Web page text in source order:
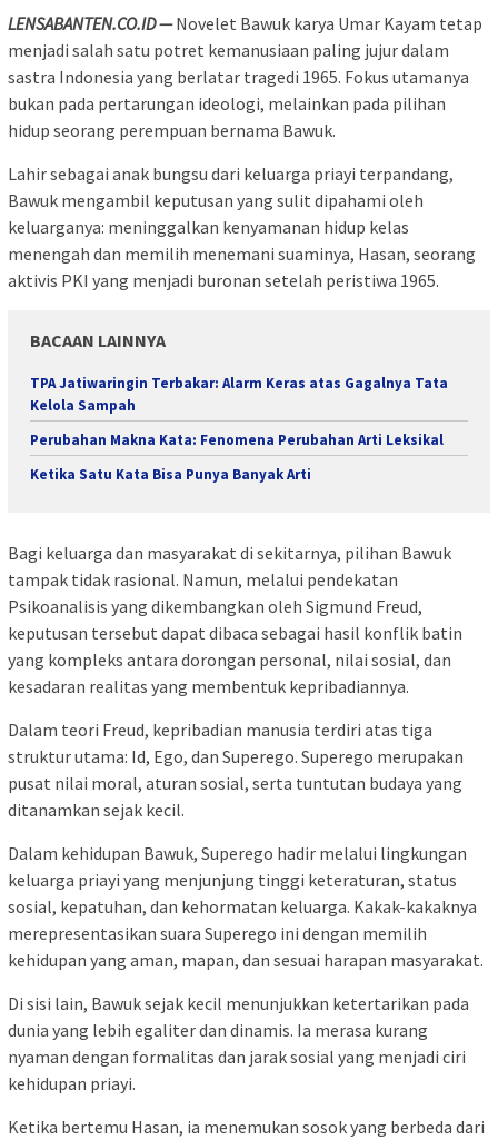
LENSABANTEN.CO.ID — Novelet Bawuk karya Umar Kayam tetap
menjadi salah satu potret kemanusiaan paling jujur dalam
sastra Indonesia yang berlatar tragedi 1965. Fokus utamanya
bukan pada pertarungan ideologi, melainkan pada pilihan
hidup seorang perempuan bernama Bawuk.
Lahir sebagai anak bungsu dari keluarga priayi terpandang,
Bawuk mengambil keputusan yang sulit dipahami oleh
keluarganya: meninggalkan kenyamanan hidup kelas
menengah dan memilih menemani suaminya, Hasan, seorang
aktivis PKI yang menjadi buronan setelah peristiwa 1965.
BACAAN LAINNYA
TPA Jatiwaringin Terbakar: Alarm Keras atas Gagalnya Tata
Kelola Sampah
Perubahan Makna Kata: Fenomena Perubahan Arti Leksikal
Ketika Satu Kata Bisa Punya Banyak Arti
Bagi keluarga dan masyarakat di sekitarnya, pilihan Bawuk
tampak tidak rasional. Namun, melalui pendekatan
Psikoanalisis yang dikembangkan oleh Sigmund Freud,
keputusan tersebut dapat dibaca sebagai hasil konflik batin
yang kompleks antara dorongan personal, nilai sosial, dan
kesadaran realitas yang membentuk kepribadiannya.
Dalam teori Freud, kepribadian manusia terdiri atas tiga
struktur utama: Id, Ego, dan Superego. Superego merupakan
pusat nilai moral, aturan sosial, serta tuntutan budaya yang
ditanamkan sejak kecil.
Dalam kehidupan Bawuk, Superego hadir melalui lingkungan
keluarga priayi yang menjunjung tinggi keteraturan, status
sosial, kepatuhan, dan kehormatan keluarga. Kakak-kakaknya
merepresentasikan suara Superego ini dengan memilih
kehidupan yang aman, mapan, dan sesuai harapan masyarakat.
Di sisi lain, Bawuk sejak kecil menunjukkan ketertarikan pada
dunia yang lebih egaliter dan dinamis. Ia merasa kurang
nyaman dengan formalitas dan jarak sosial yang menjadi ciri
kehidupan priayi.
Ketika bertemu Hasan, ia menemukan sosok yang berbeda dari